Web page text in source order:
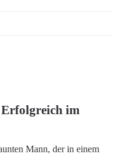
im
Mann, der in einem